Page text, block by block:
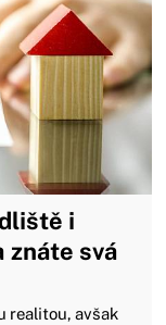
i
znáte svá
realitou, avšak